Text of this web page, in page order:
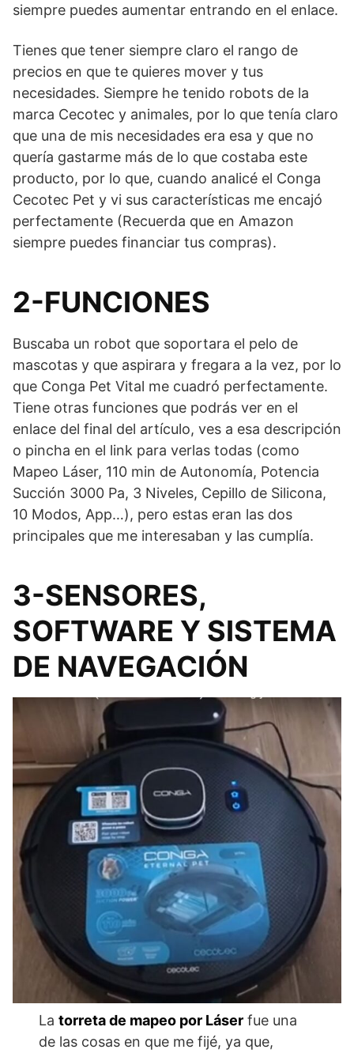
siempre puedes aumentar entrando en el enlace.
Tienes que tener siempre claro el rango de
precios en que te quieres mover y tus
necesidades. Siempre he tenido robots de la
marca Cecotec y animales, por lo que tenía claro
que una de mis necesidades era esa y que no
quería gastarme más de lo que costaba este
producto, por lo que, cuando analicé el Conga
Cecotec Pet y vi sus características me encajó
perfectamente (Recuerda que en Amazon
siempre puedes financiar tus compras).
2-FUNCIONES
Buscaba un robot que soportara el pelo de
mascotas y que aspirara y fregara a la vez, por lo
que Conga Pet Vital me cuadró perfectamente.
Tiene otras funciones que podrás ver en el
enlace del final del artículo, ves a esa descripción
o pincha en el link para verlas todas (como
Mapeo Láser, 110 min de Autonomía, Potencia
Succión 3000 Pa, 3 Niveles, Cepillo de Silicona,
10 Modos, App…), pero estas eran las dos
principales que me interesaban y las cumplía.
3-SENSORES,
SOFTWARE Y SISTEMA
DE NAVEGACIÓN
Latorreta de mapeo por Láser fue una
de las cosas en que me fijé, ya que,